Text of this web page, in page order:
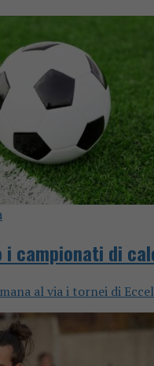
i campionati di
al via i tornei di